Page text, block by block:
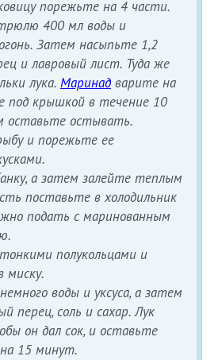
порежьте на 4 части.
400 мл воды и
Затем насыпьте 1,2
и лавровый лист. Туда же
лука. Маринад варите на
под крышкой в течение 10
оставьте остывать.
и порежьте ее
а затем залейте теплым
поставьте в холодильник
подать с маринованным
полукольцами и
миску.
воды и уксуса, а затем
перец, соль и сахар. Лук
он дал сок, и оставьте
15 минут.